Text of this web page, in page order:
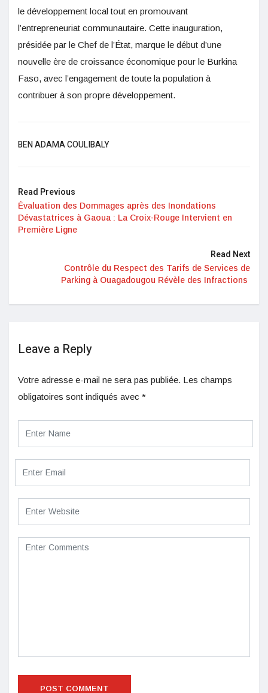
le développement local tout en promouvant
l’entrepreneuriat communautaire. Cette inauguration,
présidée par le Chef de l’État, marque le début d’une
nouvelle ère de croissance économique pour le Burkina
Faso, avec l’engagement de toute la population à
contribuer à son propre développement.
BEN ADAMA COULIBALY
Read Previous
Évaluation des Dommages après des Inondations
Dévastatrices à Gaoua : La Croix-Rouge Intervient en
Première Ligne
Read Next
Contrôle du Respect des Tarifs de Services de
Parking à Ouagadougou Révèle des Infractions
Leave a Reply
Votre adresse e-mail ne sera pas publiée. Les champs
obligatoires sont indiqués avec *